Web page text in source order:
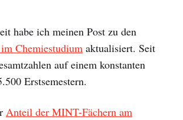
habe ich meinen Post zu den
Chemiestudium aktualisiert. Seit
auf einem konstanten
Erstsemestern.
Anteil der MINT-Fächern am